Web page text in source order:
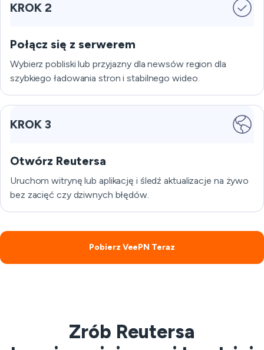
KROK 2
Połącz się z serwerem
Wybierz pobliski lub przyjazny dla newsów region dla
szybkiego ładowania stron i stabilnego wideo.
KROK 3
Otwórz Reutersa
Uruchom witrynę lub aplikację i śledź aktualizacje na żywo
bez zacięć czy dziwnych błędów.
Pobierz VeePN Teraz
Zrób Reutersa